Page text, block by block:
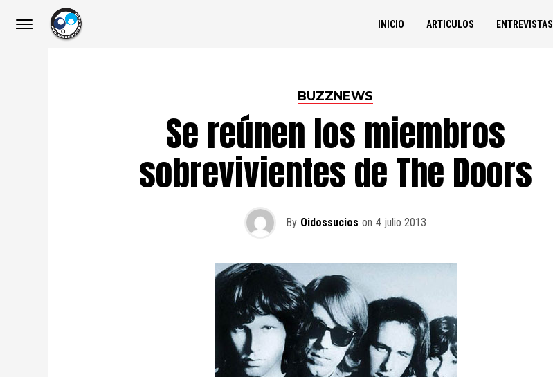
INICIO ARTICULOS ENTREVISTAS
BUZZNEWS
Se reúnen los miembros
sobrevivientes de The Doors
By Oidossucios on 4 julio 2013